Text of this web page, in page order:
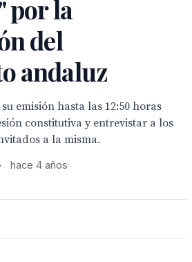
por la
del
andaluz
emisión hasta las 12:50 horas
constitutiva y entrevistar a los
a la misma.
hace 4 años